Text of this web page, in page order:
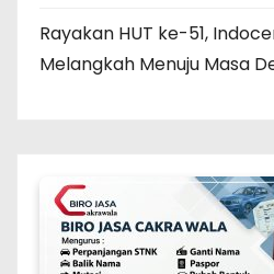
Rayakan HUT ke-51,
Melangkah Menuju Masa